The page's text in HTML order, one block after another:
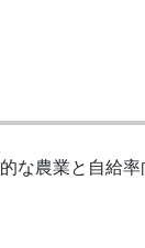
的な農業と⾃給